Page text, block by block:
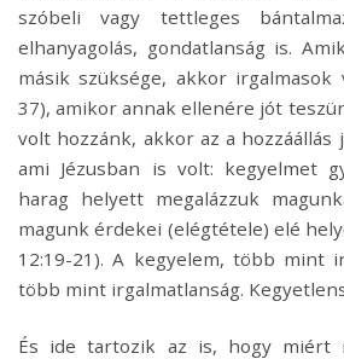
szóbeli vagy tettleges
elhanyagolás, gondatlanság is.
másik szüksége, akkor irgalmasok
37), amikor annak ellenére jót
volt hozzánk, akkor az a
ami Jézusban is volt: kegyelmet
harag helyett megalázzuk
magunk érdekei (elégtétele) elé
12:19-21). A kegyelem, több mint
több mint irgalmatlanság.
És ide tartozik az is, hogy miért